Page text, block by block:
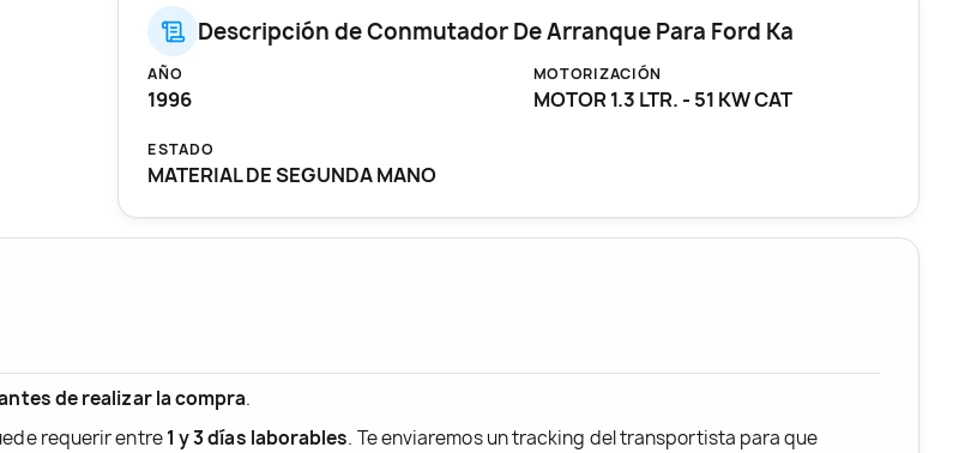
Descripción de Conmutador De Arranque Para Ford Ka
AÑO
1996
MOTORIZACIÓN
MOTOR 1.3 LTR. - 51 KW CAT
ESTADO
MATERIAL DE SEGUNDA MANO
de realizar la compra.
requerir entre1 y 3 días laborables. Te enviaremos un tracking del transportista para que